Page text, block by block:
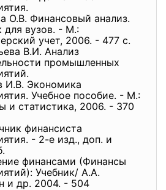
О.В. Финансовый анализ.
для вузов. - М.:
учет, 2006. - 477 с.
В.И. Анализ
промышленных
И.В. Экономика
Учебное пособие. - М.:
и статистика, 2006. - 370
финансиста
- 2-е изд., доп. и
финансами (Финансы
Учебник/ А.А.
и др. 2004. - 504